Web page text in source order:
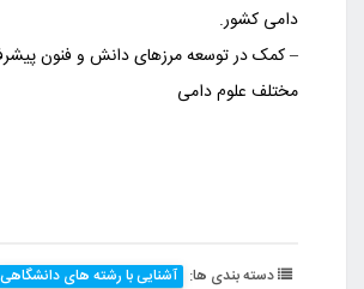
دامی کشور.
– کمک در توسعه مرزهای دانش و فنون
مختلف علوم دامی
دسته بندی ها: آشنایی با رشته های دانشگاهی